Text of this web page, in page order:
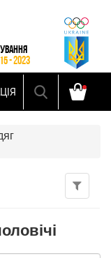
- 2023